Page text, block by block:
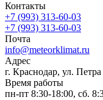
Контакты
+7 (993) 313-60-03
+7 (993) 313-60-03
Почта
info@meteorklimat.ru
Адрес
г. Краснодар, ул.
Время работы
пн-пт 8:30-18:00, сб.